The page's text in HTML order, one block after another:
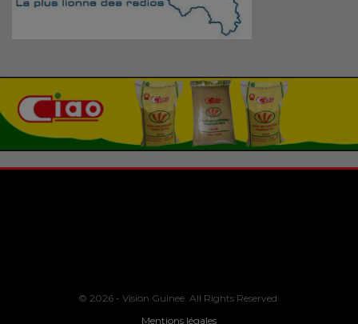
© 2026 - Vision Guinee. All Rights Reserved.
Mentions légales